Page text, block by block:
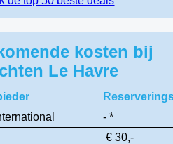
kosten bij
Le Havre
- *
€ 30,-